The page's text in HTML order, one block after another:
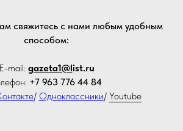
свяжитесь с нами любым удобным
способом:
E-mail: gazeta1@list.ru
+7 963 776 44 84
/ Одноклассники/ Youtube